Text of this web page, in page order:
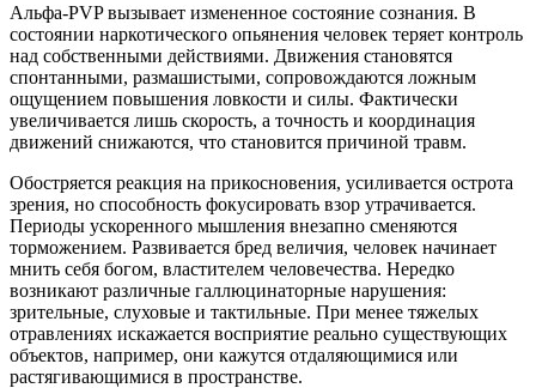
Альфа-PVP вызывает измененное состояние сознания. В
состоянии наркотического опьянения человек теряет контроль
над собственными действиями. Движения становятся
спонтанными, размашистыми, сопровождаются ложным
ощущением повышения ловкости и силы. Фактически
увеличивается лишь скорость, а точность и координация
движений снижаются, что становится причиной травм.
Обостряется реакция на прикосновения, усиливается острота
зрения, но способность фокусировать взор утрачивается.
Периоды ускоренного мышления внезапно сменяются
торможением. Развивается бред величия, человек начинает
мнить себя богом, властителем человечества. Нередко
возникают различные галлюцинаторные нарушения:
зрительные, слуховые и тактильные. При менее тяжелых
отравлениях искажается восприятие реально существующих
объектов, например, они кажутся отдаляющимися или
растягивающимися в пространстве.